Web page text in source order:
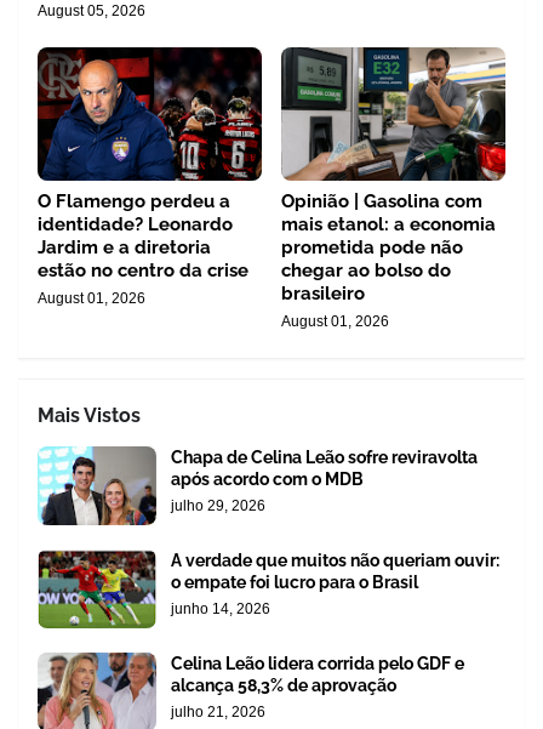
August 05, 2026
O Flamengo perdeu a
identidade? Leonardo
Jardim e a diretoria
estão no centro da crise
August 01, 2026
Opinião | Gasolina com
mais etanol: a economia
prometida pode não
chegar ao bolso do
brasileiro
August 01, 2026
Mais Vistos
Chapa de Celina Leão sofre reviravolta
após acordo com o MDB
julho 29, 2026
A verdade que muitos não queriam ouvir:
o empate foi lucro para o Brasil
junho 14, 2026
Celina Leão lidera corrida pelo GDF e
alcança 58,3% de aprovação
julho 21, 2026